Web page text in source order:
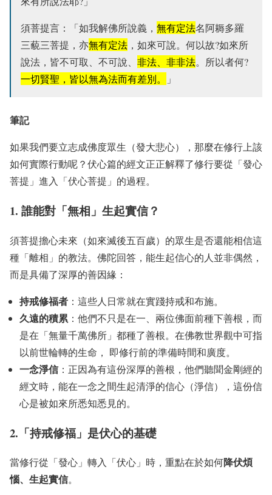
須菩提言：「如我解佛所說義， 無有定法名阿耨多羅
三藐三菩提，亦無有定法 ，如來可說。何以故?如來所
說法，皆不可取、不可說、 非法、非非法。所以者何?
一切賢聖，皆以無為法而有差別。
」
筆記
如果我們要立志成佛度眾生（發大悲心），那麼在修行上該
如何實際行動呢？伏心篇的經文正正解釋了修行要從「發心
菩提」進入「伏心菩提」的過程。
1. 誰能對「無相」生起實信？
須菩提擔心未來（如來滅後五百歲）的眾生是否還能相信這
種「離相」的教法。佛陀回答，能生起信心的人並非偶然，
而是具備了深厚的善因緣：
持戒修福者 ：這些人日常就在實踐持戒和布施。
久遠的積累 ：他們不只是在一、兩位佛面前種下善根，而
是在「無量千萬佛所」都種了善根。在佛教世界觀中可指
以前世輪轉的生命， 即修行前的準備時間和廣度。
一念淨信：正因為有這份深厚的善根，他們聽聞金剛經的
經文時，能在一念之間生起清淨的信心（淨信），這份信
心是被如來所悉知悉見的。
2.「持戒修福」是伏心的基礎
當修行從「發心」轉入「伏心」時，重點在於如何降伏煩
惱、生起實信。